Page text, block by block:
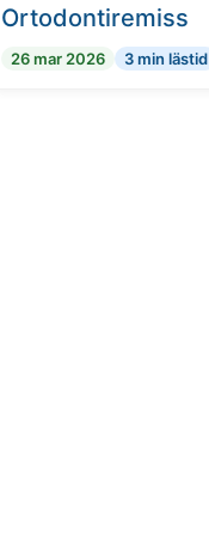
Ortodontiremiss
26 mar 2026 3 min lästid